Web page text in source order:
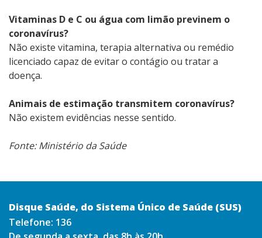
Vitaminas D e C ou água com limão previnem o
coronavírus?
Não existe vitamina, terapia alternativa ou remédio
licenciado capaz de evitar o contágio ou tratar a
doença.
Animais de estimação transmitem coronavírus?
Não existem evidências nesse sentido.
Fonte: Ministério da Saúde
Disque Saúde, do Sistema Único de Saúde (SUS)
Telefone: 136